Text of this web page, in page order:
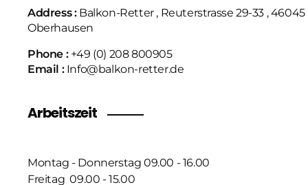
Address :Balkon-Retter , Reuterstrasse 29-33 , 46045
Oberhausen
Phone :+49 (0) 208 800905
Email :Info@balkon-retter.de
Arbeitszeit
Montag - Donnerstag 09.00 - 16.00
Freitag 09.00 - 15.00